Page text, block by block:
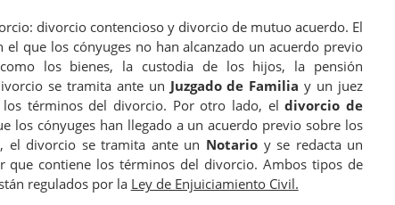
divorcio contencioso y divorcio de mutuo acuerdo. El
el que los cónyuges no han alcanzado un acuerdo previo
los bienes, la custodia de los hijos, la pensión
se tramita ante un Juzgado de Familia y un juez
los términos del divorcio. Por otro lado, eldivorcio de
los cónyuges han llegado a un acuerdo previo sobre los
el divorcio se tramita ante un Notarioy se redacta un
que contiene los términos del divorcio. Ambos tipos de
regulados por la Ley de Enjuiciamiento Civil.